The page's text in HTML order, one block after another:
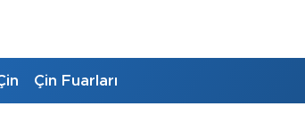
Çin Fuarları